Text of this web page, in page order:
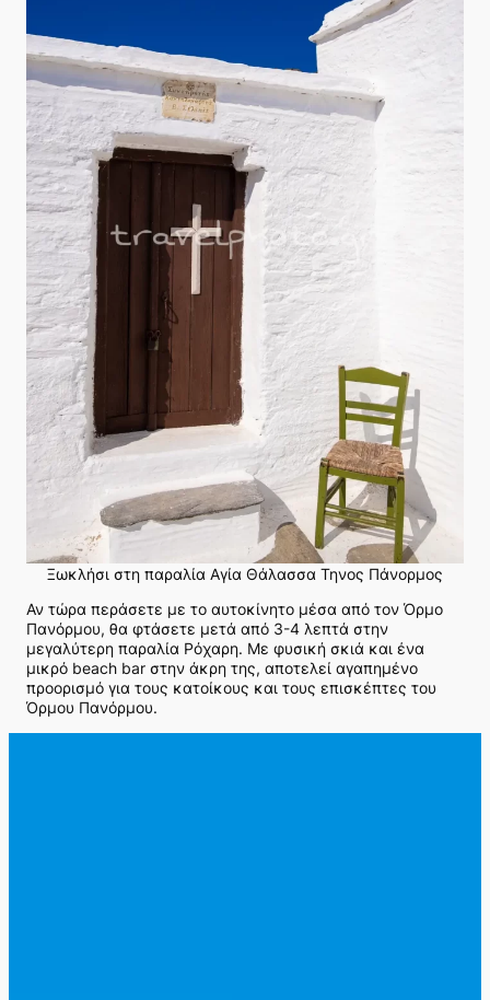
Ξωκλήσι στη παραλία Αγία Θάλασσα Τηνος Πάνορμος
Αν τώρα περάσετε με το αυτοκίνητο μέσα από τον Όρμο
Πανόρμου, θα φτάσετε μετά από 3-4 λεπτά στην
μεγαλύτερη παραλία Ρόχαρη. Με φυσική σκιά και ένα
μικρό beach bar στην άκρη της, αποτελεί αγαπημένο
προορισμό για τους κατοίκους και τους επισκέπτες του
Όρμου Πανόρμου.